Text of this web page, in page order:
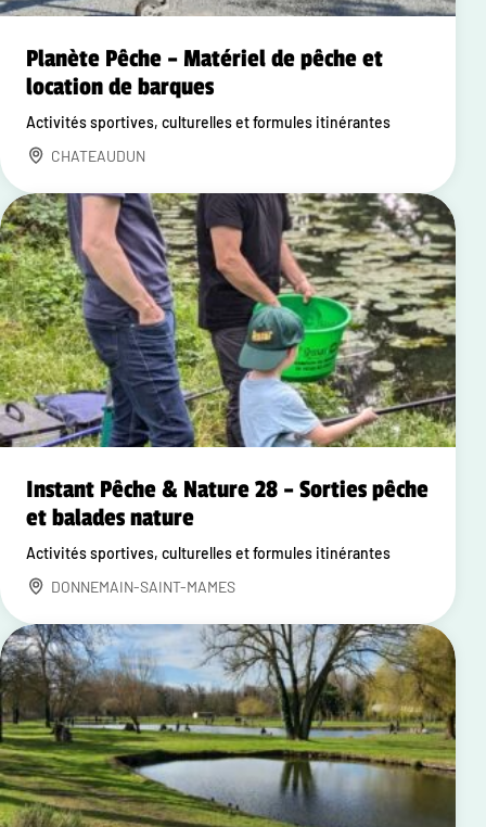
Planète Pêche – Matériel de pêche et
location de barques
Activités sportives, culturelles et formules itinérantes
CHATEAUDUN
Instant Pêche & Nature 28 – Sorties pêche
et balades nature
Activités sportives, culturelles et formules itinérantes
DONNEMAIN-SAINT-MAMES